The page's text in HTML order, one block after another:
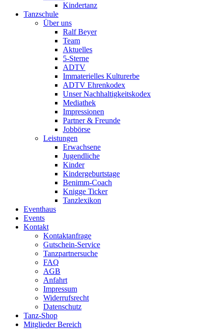
Kindertanz
Tanzschule
Über uns
Ralf Beyer
Team
Aktuelles
5-Sterne
ADTV
Immaterielles Kulturerbe
ADTV Ehrenkodex
Unser Nachhaltigkeitskodex
Mediathek
Impressionen
Partner & Freunde
Jobbörse
Leistungen
Erwachsene
Jugendliche
Kinder
Kindergeburtstage
Benimm-Coach
Knigge Ticker
Tanzlexikon
Eventhaus
Events
Kontakt
Kontaktanfrage
Gutschein-Service
Tanzpartnersuche
FAQ
AGB
Anfahrt
Impressum
Widerrufsrecht
Datenschutz
Tanz-Shop
Mitglieder Bereich